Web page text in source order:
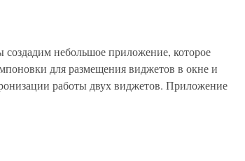
небольшое приложение, которое
для размещения виджетов в окне и
работы двух виджетов. Приложение